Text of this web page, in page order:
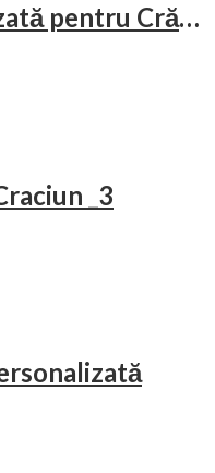
decoraţiune personalizată pentru Crăciun
_3